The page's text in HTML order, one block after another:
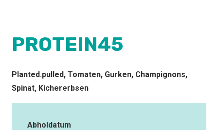
PROTEIN45
Planted.pulled, Tomaten, Gurken, Champignons,
Spinat, Kichererbsen
Abholdatum